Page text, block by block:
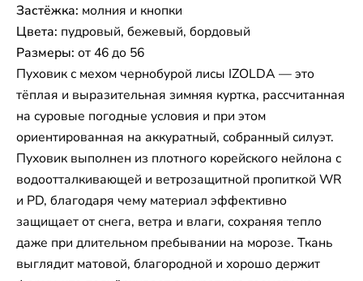
Застёжка: молния и кнопки
Цвета: пудровый, бежевый, бордовый
Размеры: от 46 до 56
Пуховик с мехом чернобурой лисы IZOLDA — это
тёплая и выразительная зимняя куртка, рассчитанная
на суровые погодные условия и при этом
ориентированная на аккуратный, собранный силуэт.
Пуховик выполнен из плотного корейского нейлона с
водоотталкивающей и ветрозащитной пропиткой WR
и PD, благодаря чему материал эффективно
защищает от снега, ветра и влаги, сохраняя тепло
даже при длительном пребывании на морозе. Ткань
выглядит матовой, благородной и хорошо держит